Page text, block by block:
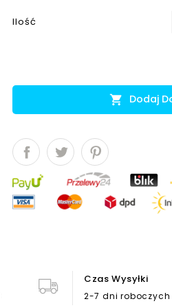
Ilość
 Dodaj
Czas Wysyłki
2-7 dni roboczych